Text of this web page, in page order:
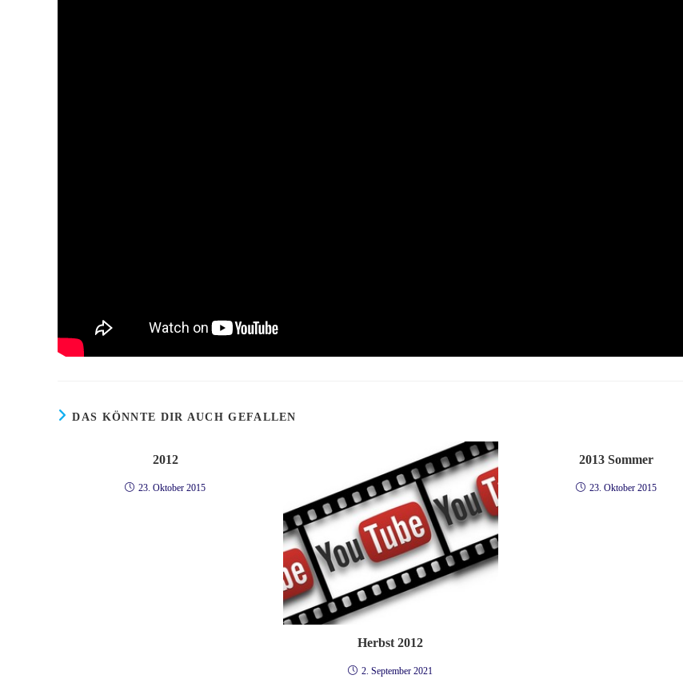
DAS KÖNNTE DIR AUCH GEFALLEN
2012
23. Oktober 2015
Herbst 2012
2. September 2021
2013 Sommer
23. Oktober 2015